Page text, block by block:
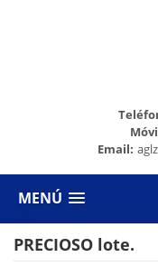
Email:
MENÚ
PRECIOSO lote.